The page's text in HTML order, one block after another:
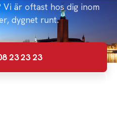
Vi är oftast hos dig inom
dygnet runt.
23 23 23